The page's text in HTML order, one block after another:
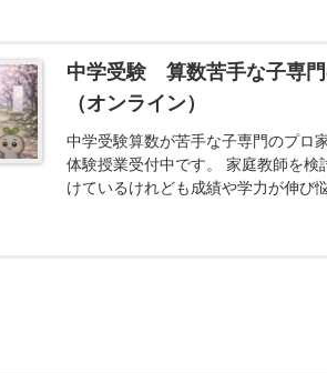
中学受験 算数苦手な子専
（オンライン）
中学受験算数が苦手な子専門のプロ
体験授業受付中です。 家庭教師を検
けているけれども成績や学力が伸び
する応用力をつける指導をしており